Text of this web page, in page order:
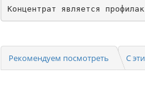
Концентрат является
Рекомендуем посмотреть С